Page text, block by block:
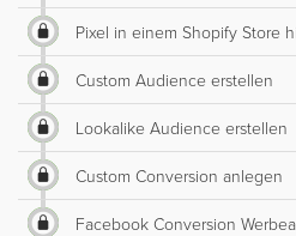
Pixel in einem Shopify Store
Custom Audience erstellen
Lookalike Audience erstellen
Custom Conversion anlegen
Facebook Conversion